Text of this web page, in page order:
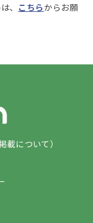
、 こちらからお願
について）